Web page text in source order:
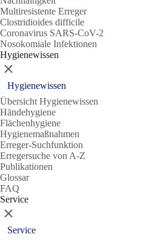
Multiresistente Erreger
Clostridioides difficile
Coronavirus SARS-CoV-2
Nosokomiale Infektionen
Hygienewissen
Schließen
Hygienewissen
Übersicht Hygienewissen
Händehygiene
Flächenhygiene
Hygienemaßnahmen
Erreger-Suchfunktion
Erregersuche von A-Z
Publikationen
Glossar
FAQ
Service
Schließen
Service